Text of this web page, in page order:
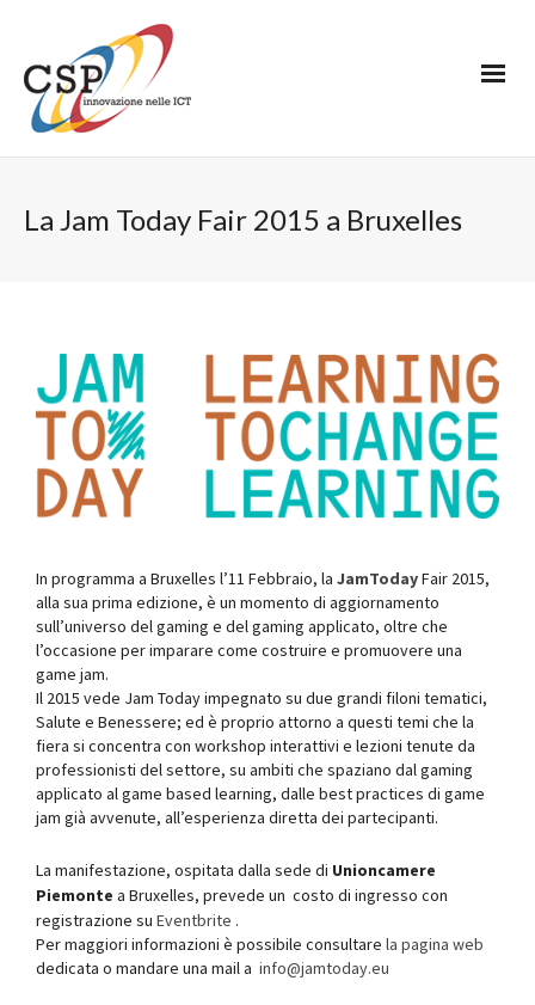
La Jam Today Fair 2015 a Bruxelles
In programma a Bruxelles l’11 Febbraio, la JamTodayFair 2015,
alla sua prima edizione, è un momento di aggiornamento
sull’universo del gaming e del gaming applicato, oltre che
l’occasione per imparare come costruire e promuovere una
game jam.
Il 2015 vede Jam Today impegnato su due grandi filoni tematici,
Salute e Benessere; ed è proprio attorno a questi temi che la
fiera si concentra con workshop interattivi e lezioni tenute da
professionisti del settore, su ambiti che spaziano dal gaming
applicato al game based learning, dalle best practices di game
jam già avvenute, all’esperienza diretta dei partecipanti.
La manifestazione, ospitata dalla sede di Unioncamere
Piemonte a Bruxelles, prevede un costo di ingresso con
registrazione su Eventbrite .
Per maggiori informazioni è possibile consultare la pagina web
dedicata o mandare una mail a info@jamtoday.eu